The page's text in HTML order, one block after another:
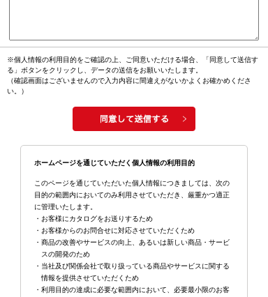
※個人情報の利用目的をご確認の上、ご同意いただける場合、「同意して送信す
る」ボタンをクリックし、データの送信をお願いいたします。
（確認画面はございませんので入力内容に間違えがないかよくお確かめくださ
い。）
ホームページを通じていただく個人情報の利用目的
このページを通じていただいた個人情報につきましては、次の
目的の範囲内においてのみ利用させていただき、厳重かつ適正
に管理いたします。
・お客様にカタログをお送りするため
・お客様からのお問合せに対応させていただくため
・商品の改善やサービスの向上、あるいは新しい商品・サービ
スの開発のため
・当社及び関係会社で取り扱っている商品やサービスに関する
情報を提供させていただくため
・利用目的の達成に必要な範囲内において、必要最小限のお客